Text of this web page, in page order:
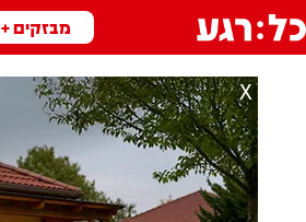
מבזקים +
X